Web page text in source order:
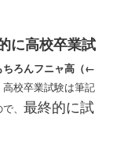
に高校卒業試
ろんフニャ高（←
高校卒業試験は筆記
で、最終的に試